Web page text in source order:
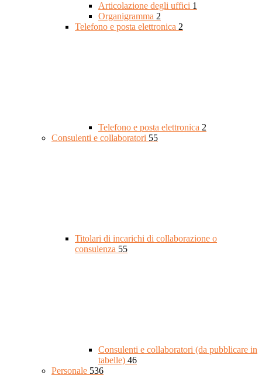
Articolazione degli uffici 1
Organigramma 2
Telefono e posta elettronica 2
Telefono e posta elettronica 2
Consulenti e collaboratori 55
Titolari di incarichi di collaborazione o
consulenza 55
Consulenti e collaboratori (da pubblicare in
tabelle) 46
Personale 536